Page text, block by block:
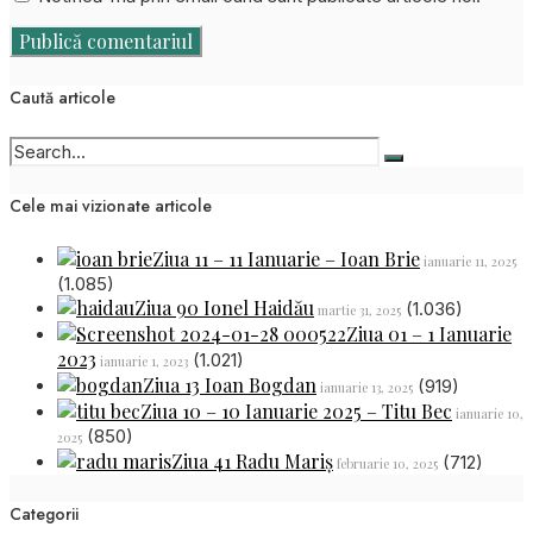
Caută articole
Cele mai vizionate articole
Ziua 11 – 11 Ianuarie – Ioan Brie ianuarie 11, 2025
(1.085)
Ziua 90 Ionel Haidău martie 31, 2025 (1.036)
Ziua 01 – 1 Ianuarie
2023 ianuarie 1, 2023 (1.021)
Ziua 13 Ioan Bogdan ianuarie 13, 2025 (919)
Ziua 10 – 10 Ianuarie 2025 – Titu Bec ianuarie 10,
2025 (850)
Ziua 41 Radu Mariș februarie 10, 2025 (712)
Categorii